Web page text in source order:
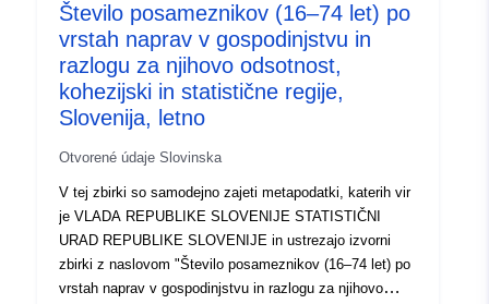
prenesete. Oba omogočata izbor podatkov za prikaz,
spreminjanje oblike izpisa in shranjevanje v različne
formate, poleg tega pa tudi pregledovanje in izpis tabel
neomejene velikosti ter nekaj osnovnih statističnih
analiz in grafičnih prikazov.
Število posameznikov (16–74 let) po
vrstah naprav v gospodinjstvu in
razlogu za njihovo odsotnost,
kohezijski in statistične regije,
Slovenija, letno
Otvorené údaje Slovinska
V tej zbirki so samodejno zajeti metapodatki, katerih vir
je VLADA REPUBLIKE SLOVENIJE STATISTIČNI
URAD REPUBLIKE SLOVENIJE in ustrezajo izvorni
zbirki z naslovom "Število posameznikov (16–74 let) po
vrstah naprav v gospodinjstvu in razlogu za njihovo